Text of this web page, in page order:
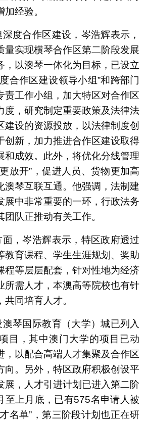
经验。
度合作区建设，岑浩辉表示，
量实现横琴合作区第二阶段发展
，以澳琴一体化为目标，已设立
合作区建设领导小组”和跨部门
责工作小组，加大特区对合作区
度，研究制定重要政策及法律法
建设的资源投放，以法律制度创
创新，加力推进合作区建设取得
和成效。此外，将优化分线管理
放开”，促进人员、货物更加高
澳琴互联互通。他强调，法制建
展中非常重要的一环，行政法务
队正推动有关工作。
，岑浩辉表示，特区政府透过
教育课程、学生生涯规划、奖助
程等层层配套，针对性地为经济
所需人才，本澳高等院校也有针
同培育人才。
琴国际教育（大学）城已列入
目，其中澳门大学的项目已动
，以配合高端人才集聚及合作区
向。另外，特区政府积极创设平
展，人才引进计划已进入第二阶
至上月底，已有575名申请人被
名单”，第三阶段计划也正在研